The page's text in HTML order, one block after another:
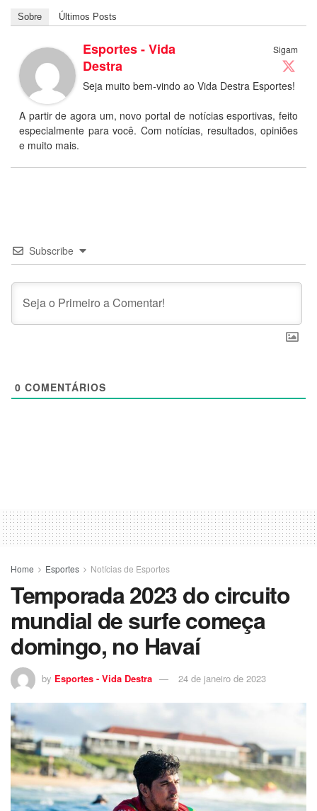
Sobre Últimos Posts
Sigam
Esportes - Vida
Destra
Seja muito bem-vindo ao Vida Destra Esportes!
A partir de agora um, novo portal de notícias esportivas, feito
especialmente para você. Com notícias, resultados, opiniões
e muito mais.
Subscribe
0 COMENTÁRIOS
Home Esportes Notícias de Esportes
Temporada 2023 do circuito
mundial de surfe começa
domingo, no Havaí
by Esportes - Vida Destra 24 de janeiro de 2023